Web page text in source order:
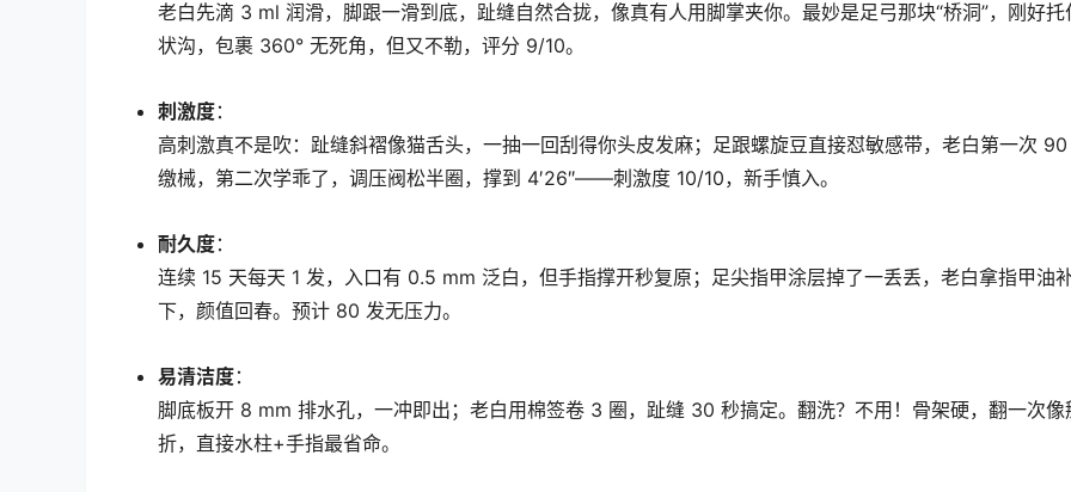
老白先滴 3 ml 润滑，脚跟一滑到底，趾缝自然合拢，像真有人用脚掌夹你。最妙是足弓那块“桥洞”，刚好托
状沟，包裹 360° 无死角，但又不勒，评分 9/10。
刺激度：
高刺激真不是吹：趾缝斜褶像猫舌头，一抽一回刮得你头皮发麻；足跟螺旋豆直接怼敏感带，老白第一次
缴械，第二次学乖了，调压阀松半圈，撑到 4′26″——刺激度 10/10，新手慎入。
耐久度：
连续 15 天每天 1 发，入口有 0.5 mm 泛白，但手指撑开秒复原；足尖指甲涂层掉了一丢丢，老白拿指甲油
下，颜值回春。预计 80 发无压力。
易清洁度：
脚底板开 8 mm 排水孔，一冲即出；老白用棉签卷 3 圈，趾缝 30 秒搞定。翻洗？不用！骨架硬，翻一次像
折，直接水柱+手指最省命。